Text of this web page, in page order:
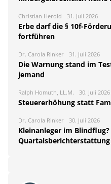
Christian Herold 31. Juli 2026
Erbe darf die § 10f-
fortführen
Dr. Carola Rinker 31. Juli 2026
Die Warnung stand im
jemand
Ralph Homuth, LL.M. 30. Juli 2026
Steuererhöhung statt
Dr. Carola Rinker 30. Juli 2026
Kleinanleger im